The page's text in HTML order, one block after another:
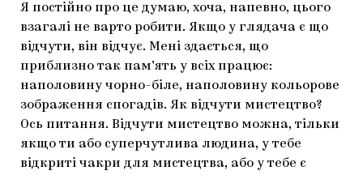
Я постійно про це думаю, хоча, напевно, цього
взагалі не варто робити. Якщо у глядача є що
відчути, він відчує. Мені здається, що
приблизно так пам’ять у всіх працює:
наполовину чорно-біле, наполовину кольорове
зображення спогадів. Як відчути мистецтво?
Ось питання. Відчути мистецтво можна, тільки
якщо ти або суперчутлива людина, у тебе
відкриті чакри для мистецтва, або у тебе є